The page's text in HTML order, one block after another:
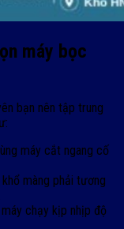
máy bọc
bạn nên tập trung
máy cắt ngang cố
màng phải tương
chạy kịp nhịp độ